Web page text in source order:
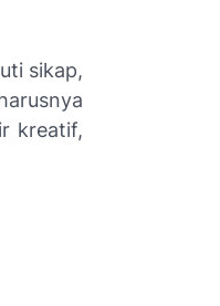
sikap,
kreatif,